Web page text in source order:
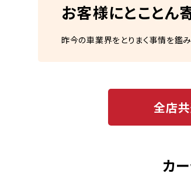
お客様にとことん
昨今の車業界をとりまく事情を鑑
全店
カ